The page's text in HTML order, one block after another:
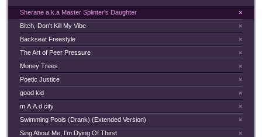
×
Sherane a.k.a Master Splinter's Daughter
×
Bitch, Don't Kill My Vibe
×
Backseat Freestyle
×
The Art of Peer Pressure
×
Money Trees
×
Poetic Justice
×
good kid
×
m.A.A.d city
×
Swimming Pools (Drank) (Extended Version)
×
Sing About Me, I'm Dying Of Thirst